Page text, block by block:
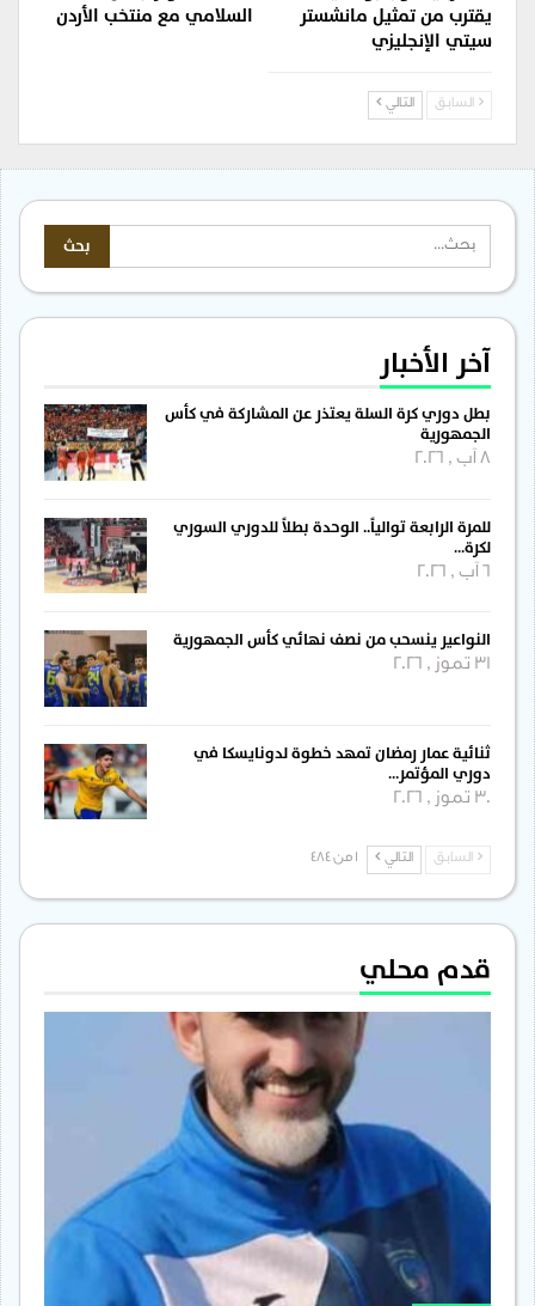
يقترب من تمثيل مانشستر
سيتي الإنجليزي
السلامي مع منتخب الأردن
السابق التالي
آخر الأخبار
بطل دوري كرة السلة يعتذر عن المشاركة في كأس
الجمهورية
للمرة الرابعة توالياً.. الوحدة بطلاً للدوري السوري
لكرة…
النواعير ينسحب من نصف نهائي كأس الجمهورية
31 تموز , 2026
ثنائية عمار رمضان تمهد خطوة لدونايسكا في
دوري المؤتمر…
30 تموز , 2026
السابق التالي
قدم محلي